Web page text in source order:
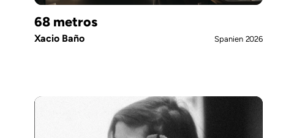
68 metros
Xacio Baño Spanien 2026